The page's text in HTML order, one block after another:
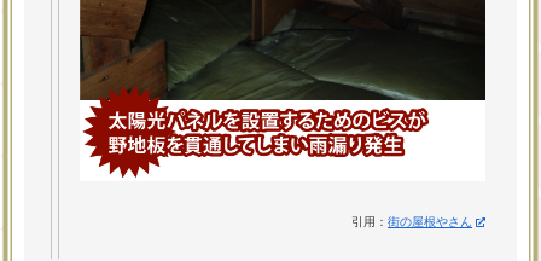
引用：街の屋根やさん